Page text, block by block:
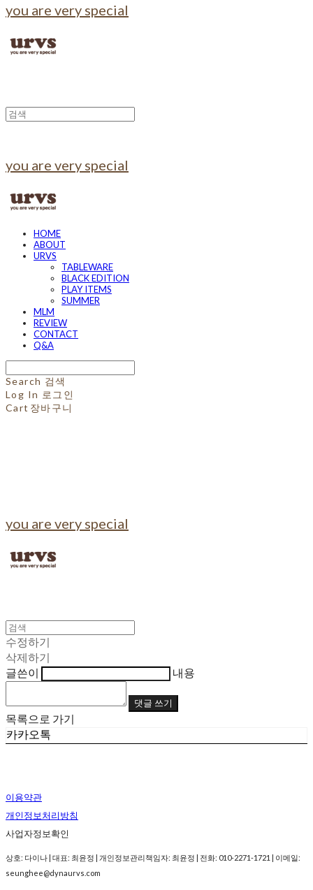
you are very special
you are very special
HOME
ABOUT
URVS
TABLEWARE
BLACK EDITION
PLAY ITEMS
SUMMER
MLM
REVIEW
CONTACT
Q&A
Search 검색
Log In 로그인
Cart 장바구니
you are very special
수정하기
삭제하기
글쓴이
내용
댓글 쓰기
목록으로 가기
카카오톡
이용약관
개인정보처리방침
사업자정보확인
상호: 다이나 | 대표: 최윤정 | 개인정보관리책임자: 최윤정 | 전화: 010-2271-1721 | 이메일:
seunghee@dynaurvs.com